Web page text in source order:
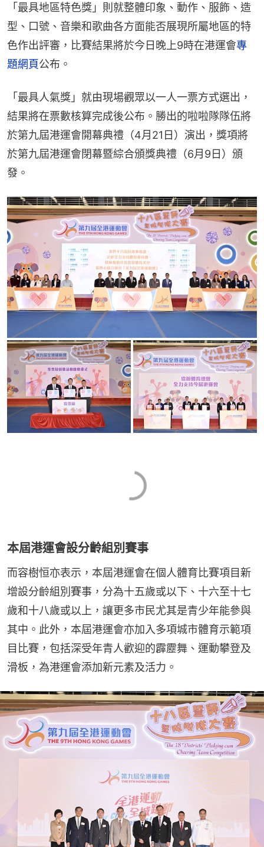
「最具地區特色獎」則就整體印象、動作、服飾、造
型、口號、音樂和歌曲各方面能否展現所屬地區的特
色作出評審，比賽結果將於今日晚上9時在港運會專
題網頁公布。
「最具人氣獎」就由現場觀眾以一人一票方式選出，
結果將在票數核算完成後公布。勝出的啦啦隊隊伍將
於第九屆港運會開幕典禮（4月21日）演出，獎項將
於第九屆港運會閉幕暨綜合頒獎典禮（6月9日）頒
發。
本屆港運會設分齡組別賽事
而容樹恒亦表示，本屆港運會在個人體育比賽項目新
增設分齡組別賽事，分為十五歲或以下、十六至十七
歲和十八歲或以上，讓更多市民尤其是青少年能參與
其中。此外，本屆港運會亦加入多項城市體育示範項
目比賽，包括深受年青人歡迎的霹靂舞、運動攀登及
滑板，為港運會添加新元素及活力。